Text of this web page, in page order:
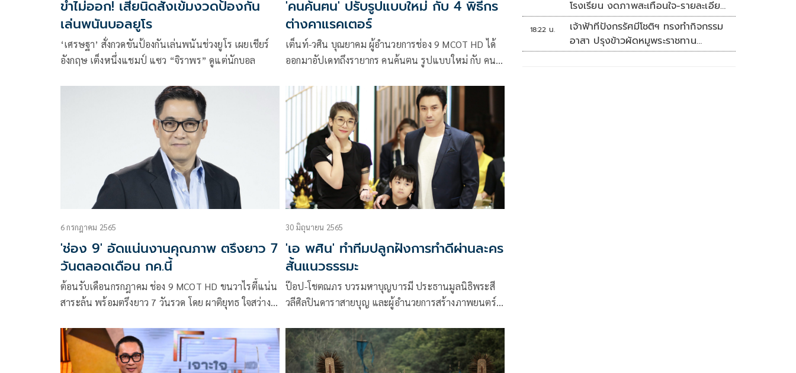
ขำไม่ออก! เสี่ยนิดสั่งเข้มงวดป้องกัน
เล่นพนันบอลยูโร
‘เศรษฐา’ สั่งกวดขันป้องกันเล่นพนันช่วงยูโร เผยเชียร์
อังกฤษ เต็งหนึ่งแชมป์ แซว “จิราพร” ดูแต่นักบอล
'คนค้นฅน' ปรับรูปแบบใหม่ กับ 4 พิธีกร
ต่างคาแรคเตอร์
เต็นท์-วศิน บุณยาคม ผู้อำนวยการช่อง 9 MCOT HD ได้
ออกมาอัปเดทถึงรายากร คนค้นฅน รูปแบบใหม่ กับ คน
ห้ามพลาดทุกวันอาทิตย์ เวลา 13.00 น. ทางช่อง 9 กด
30 โดยหนุ่มเต็นท์ เผยว่า
6 กรกฎาคม 2565
'ช่อง 9' อัดแน่นงานคุณภาพ ตรึงยาว 7
วันตลอดเดือน กค.นี้
ต้อนรับเดือนกรกฎาคม ช่อง 9 MCOT HD ขนวาไรตี้แน่น
สาระล้น พร้อมตรึงยาว 7 วันรวด โดย ผาติยุทธ ใจสว่าง ผู้
กรกฎาคม พบความหลากหลายที่ช่อง 9 ทั้งวาไรตี้ฮาร์ด
ทอล์ค วาไรตี้บันเทิง พร้อมรายการสาระแน่นจอ
30 มิถุนายน 2565
'เอ พศิน' ทำทีมปลูกฝังการทำดีผ่านละคร
สั้นแนวธรรมะ
ป๊อป-โชตณภร บวรมหาบุญบารมี ประธานมูลนิธิพระสี
วลีศิลปินดาราสายบุญ และผู้อำนวยการสร้างภาพยนตร์
รายการแนวธรรมะ ที่ต้องการขับเคลื่อนนโยบาย บ้าน วัด
โรงเรียน ผู้นำ ต้องเสียสละ ปลูกฝัง จริยธรรม ศีลธรรม
รวมถึงสร้างแรงบันดาลใจให้กับประชาชน ที่ทำคุณงาม
โรงเรียน งดภาพสะเทือนใจ-รายละเอียด
เสี่ยงเลียนแบบ
18:22 น.
เจ้าฟ้าทีปังกรรัศมีโชติฯ ทรงทำกิจกรรม
อาสา ปรุงข้าวผัดหมูพระราชทาน
ประชาชน